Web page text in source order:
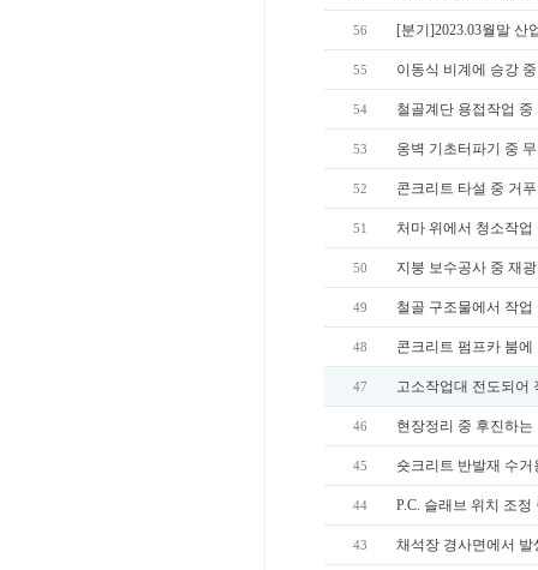
56 [분기]2023.03월말 산
55 이동식 비계에 승강
54 철골계단 용접작업 중
53 옹벽 기초터파기 중
52 콘크리트 타설 중 거
51 처마 위에서 청소작업
50 지붕 보수공사 중 재
49 철골 구조물에서 작업
48 콘크리트 펌프카 붐에
47 고소작업대 전도되어
46 현장정리 중 후진하
45 숏크리트 반발재 수
44 P.C. 슬래브 위치 조
43 채석장 경사면에서 발